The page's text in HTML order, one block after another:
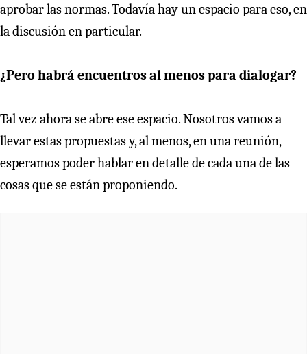
aprobar las normas. Todavía hay un espacio para eso, en
la discusión en particular.
¿Pero habrá encuentros al menos para dialogar?
Tal vez ahora se abre ese espacio. Nosotros vamos a
llevar estas propuestas y, al menos, en una reunión,
esperamos poder hablar en detalle de cada una de las
cosas que se están proponiendo.